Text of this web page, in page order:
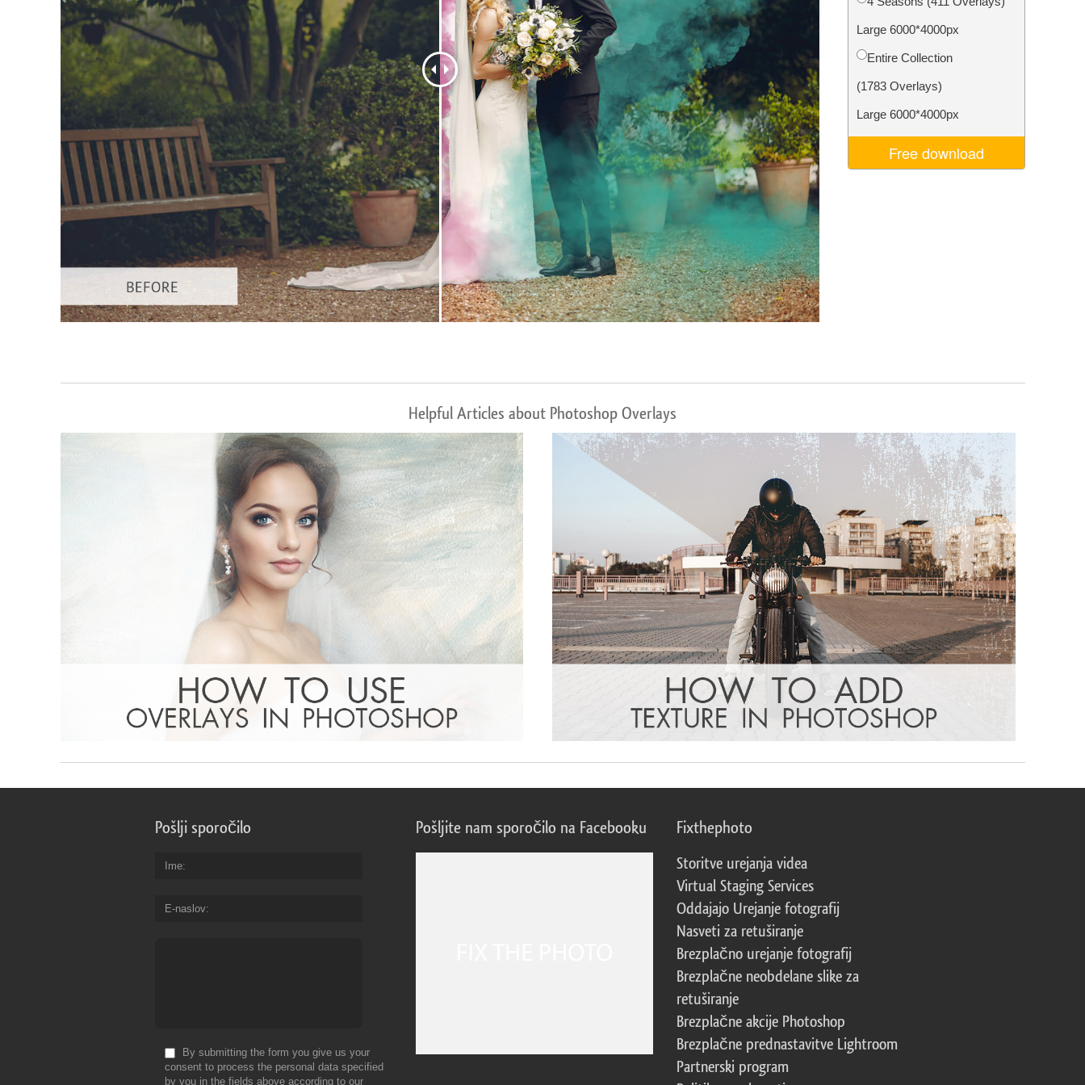
Urejanje fotografij izdelka Urejanje fotografij nakita Podatki za usposabljanje AI
Large 6000*4000px
Entire Collection
(1783 Overlays)
Large 6000*4000px
Free download
Helpful Articles about Photoshop Overlays
Pošlji sporočilo
Ime
E-naslov
By submitting the form you give us your
consent to process the personal data specified
by you in the fields above according to our
Pošljite nam sporočilo na Facebooku Fixthephoto
Storitve urejanja videa
Virtual Staging Services
Oddajajo Urejanje fotografij
Nasveti za retuširanje
Brezplačno urejanje fotografij
Brezplačne neobdelane slike za
retuširanje
Brezplačne akcije Photoshop
Brezplačne prednastavitve Lightroom
Partnerski program